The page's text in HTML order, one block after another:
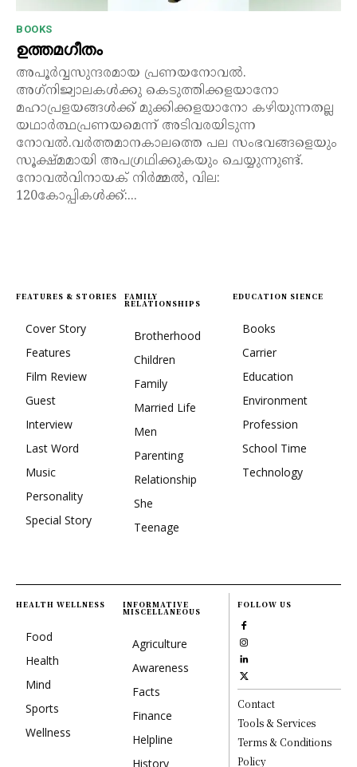
BOOKS
ഉത്തമഗീതം
അപൂർവ്വസുന്ദരമായ പ്രണയനോവൽ.
അഗ്‌നിജ്വാലകൾക്കു കെടുത്തിക്കളയാനോ
മഹാപ്രളയങ്ങൾക്ക് മുക്കിക്കളയാനോ കഴിയുന്നതല്ല
യഥാർത്ഥപ്രണയമെന്ന് അടിവരയിടുന്ന
നോവൽ.വർത്തമാനകാലത്തെ പല സംഭവങ്ങളെയും
സൂക്ഷ്മമായി അപഗ്രഥിക്കുകയും ചെയ്യുന്നുണ്ട്.
നോവൽവിനായക് നിർമ്മൽ, വില:
120കോപ്പികൾക്ക്:...
FEATURES & STORIES
Cover Story
Features
Film Review
Guest
Interview
Last Word
Music
Personality
Special Story
FAMILY
RELATIONSHIPS
Brotherhood
Children
Family
Married Life
Men
Parenting
Relationship
She
Teenage
EDUCATION SIENCE
Books
Carrier
Education
Environment
Profession
School Time
Technology
HEALTH WELLNESS
Food
Health
Mind
Sports
Wellness
INFORMATIVE
MISCELLANEOUS
Agriculture
Awareness
Facts
Finance
Helpline
History
FOLLOW US
Contact
Tools & Services
Terms & Conditions
Policy